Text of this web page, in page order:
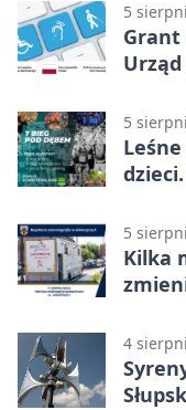
5
Grant
5
5
Kilka
4